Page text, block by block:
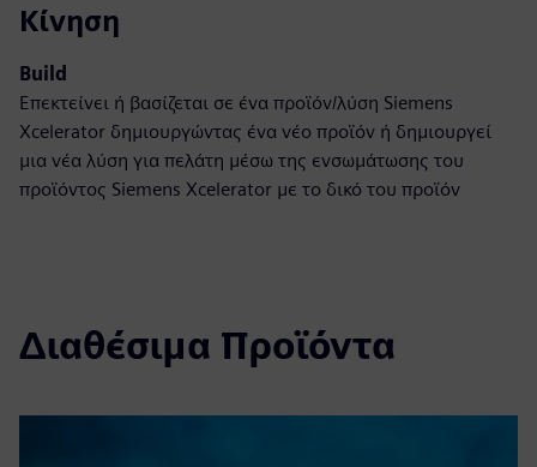
Κίνηση
Build
Επεκτείνει ή βασίζεται σε ένα προϊόν/λύση Siemens
Xcelerator δημιουργώντας ένα νέο προϊόν ή δημιουργεί
μια νέα λύση για πελάτη μέσω της ενσωμάτωσης του
προϊόντος Siemens Xcelerator με το δικό του προϊόν
Διαθέσιμα Προϊόντα